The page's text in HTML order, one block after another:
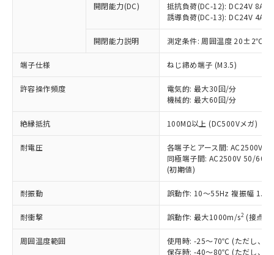
開閉能力(DC)
抵抗負荷(DC-12): DC24V 8A/
誘導負荷(DC-13): DC24V 4A/
開閉能力説明 測定条件: 周囲温度 20±2℃、
端子仕様 ねじ締め端子 (M3.5)
許容操作頻度
電気的: 最大30回/分
機械的: 最大60回/分
絶縁抵抗 100MΩ以上 (DC500Vメガ)
耐電圧
各端子とアース間: AC2500V
同極端子間: AC2500V 50/
(初期値)
耐振動 誤動作: 10～55Hz 複振幅
耐衝撃 誤動作: 最大1000m/s2 (接点
周囲温度範囲
使用時: -25～70℃ (ただし、氷
保存時: -40～80℃ (ただし、氷
以下の条件をお読みいただき、同意のうえ
ご利用ください。
本サービスは、当社制御機器事業取扱
商品の当社在庫状況および標準価格
(税抜)を提供させていただくもので
当社制御機器事業取扱商品の中には、
本サービスの対象外となる商品もある
ことをご了承ください。
在庫状況および標準価格照会結果は、
記載している更新日時点での社内デー
タに基づき作成されるものであり、閲
覧された時点での実際の在庫および標
準価格とは異なる場合があることをご
正式な納期状況および標準価格はお客
様のお取引先、またはお客様担当のオ
対応予定なし：EU RoHS指令（10物質）の
非含有に非対応の商品で、対応品を出す予
調査・確認中：EU RoHS指令（10物質）の
非含有の対応状況を調査中または確認中の
商品です。
非該当品：ライセンス料など無形物で、有
害物質有無と関係のない商品です。
仕入先様の事情により、非含有部品として
いたものが、含有品と判明した場合などや
むを得ず変更することがあります。
鉛(Pb) 1000ppm以下、 水銀(Hg) 1000ppm以下、 カド
六価クロム(Cr(Ⅵ)) 1000ppm以下、ポリ臭化ビフェニル
類(PBB) 1000ppm以下、ポリ臭化ジフェニルエーテル類
ルベンジル（BBP） 1000ppm以下、フタル酸ジブチル
（DBP） 1000ppm以下、フタル酸ジイソブチル
「○」：最大均質材料含有率が中国RoHSの
基準値以下であることを示します。
「×」：最大均質材料含有率が中国RoHSの
基準値を超えていることを示します。
「－」：未確認です。当社販売部門へお問
*中国RoHS10物質の基準値 (GB/T26572)：
Pb(鉛) :1000ppm、 Hg(水銀) : 1000ppm、 Cd(カドミウ
Cr(Ⅵ)(六価クロム) : 1000ppm、 PBBs(ポリ臭化ビフェ
ニル類) : 1000ppm、 PBDEs(ポリ臭化ジフェニルエーテ
ル類) : 1000ppm、
DBP(フタル酸ジブチル) : 1000ppm、 DIBP(フタル酸ジ
当社は、これら貴社製品のうち、外国
為替および外国貿易法に定める商品
（以下｢規制貨物等」という）を輸出
または国外への提供する場合は、日本
国政府の輸出許可(または役務取引許
可)を取得するなどの必要な手続きを
当社は規制貨物を破棄する場合は、完
全に破砕するなど、違法に輸出されな
一定数以上の在庫あり